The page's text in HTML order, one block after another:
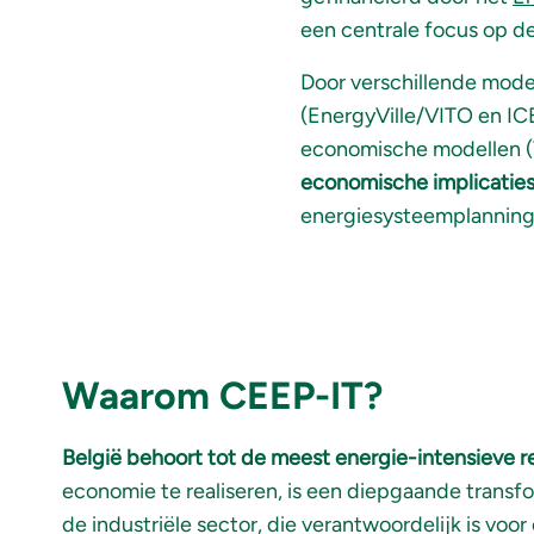
een centrale focus op
Door verschillende
(EnergyVille/VITO en
economische modellen
economische
Waarom CEEP-IT?
België behoort tot de meest energie-intensieve
economie te realiseren, is een diepgaande
de industriële sector, die verantwoordelijk is